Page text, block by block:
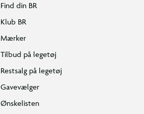
Find din BR
Klub BR
Mærker
Tilbud på legetøj
Restsalg på legetøj
Gavevælger
Ønskelisten